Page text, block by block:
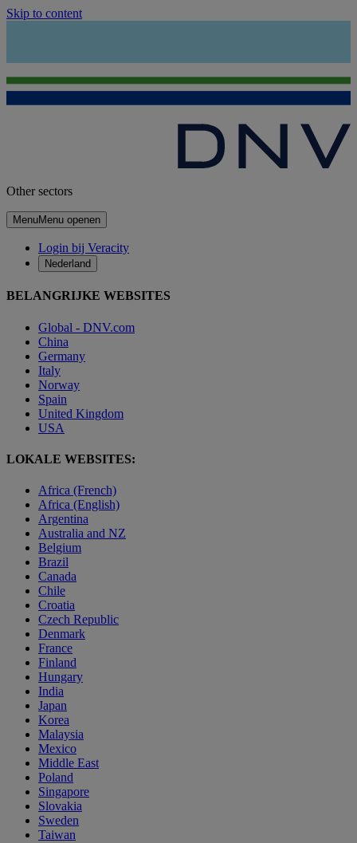
Skip to content
Other sectors
MenuMenu openen
Login bij Veracity
Nederland
BELANGRIJKE WEBSITES
Global - DNV.com
China
Germany
Italy
Norway
Spain
United Kingdom
USA
LOKALE WEBSITES:
Africa (French)
Africa (English)
Argentina
Australia and NZ
Belgium
Brazil
Canada
Chile
Croatia
Czech Republic
Denmark
France
Finland
Hungary
India
Japan
Korea
Malaysia
Mexico
Middle East
Poland
Singapore
Slovakia
Sweden
Taiwan